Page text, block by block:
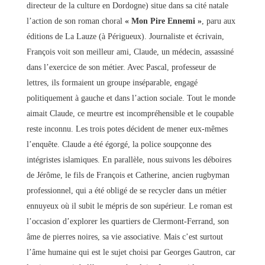
directeur de la culture en Dordogne) situe dans sa cité natale
l’action de son roman choral « Mon Pire Ennemi », paru aux
éditions de La Lauze (à Périgueux). Journaliste et écrivain,
François voit son meilleur ami, Claude, un médecin, assassiné
dans l’exercice de son métier. Avec Pascal, professeur de
lettres, ils formaient un groupe inséparable, engagé
politiquement à gauche et dans l’action sociale. Tout le monde
aimait Claude, ce meurtre est incompréhensible et le coupable
reste inconnu. Les trois potes décident de mener eux-mêmes
l’enquête. Claude a été égorgé, la police soupçonne des
intégristes islamiques. En parallèle, nous suivons les déboires
de Jérôme, le fils de François et Catherine, ancien rugbyman
professionnel, qui a été obligé de se recycler dans un métier
ennuyeux où il subit le mépris de son supérieur. Le roman est
l’occasion d’explorer les quartiers de Clermont-Ferrand, son
âme de pierres noires, sa vie associative. Mais c’est surtout
l’âme humaine qui est le sujet choisi par Georges Gautron, car